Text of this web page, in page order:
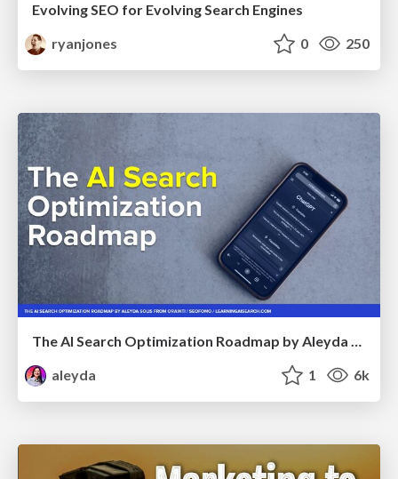
Evolving SEO for Evolving Search Engines
ryanjones
0 250
The AI Search Optimization Roadmap by Aleyda Solis
aleyda
1 6k